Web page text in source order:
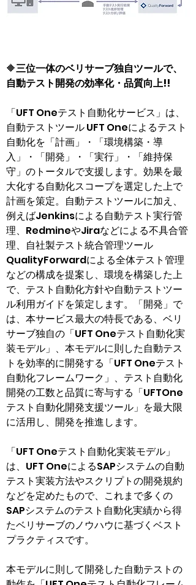
🔶三位一体のベリサーブ独自ツールで、
自動テスト開発の効率化・品質向上!!
「UFT Oneテスト自動化サービス」は、
自動テストツール UFT Oneによるテスト
自動化を「計画」・「環境構築・導
入」・「開発」・「実行」・「維持保
守」のトータルで支援します。効果を最
大化する自動化スコープを選定した上で
計画を策定。自動テストツールに加え、
例えばJenkinsによる自動テスト実行管
理、RedmineやJiraなどによる不具合管
理、自社製テスト統合管理ツール
QualityForwardによる全体テスト管理
などの構成を提案し、環境を構築した上
で、テスト自動化方針や自動テストツー
ル利用ガイドを策定します。「開発」で
は、本サービス最大の特長である、ベリ
サーブ独自の「UFT Oneテスト自動化実
装モデル」、本モデルに則した自動テス
トを効率的に開発する「UFT Oneテスト
自動化フレームワーク」、テスト自動化
開発の工数と品質に寄与する「UFTOne
テスト自動化開発支援ツール」を最大限
に活用し、開発を推進します。
「UFT Oneテスト自動化実装モデル」
は、UFT OneによるSAPシステムの自動
テスト実装方法やスクリプトの開発規約
などを定めたもので、これまで多くの
SAPシステムのテスト自動化実績から得
たベリサーブのノウハウに基づくベスト
プラクティスです。
本モデルに則して開発した自動テストの